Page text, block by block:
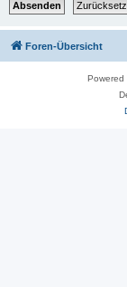
Foren-Übersicht
Powered